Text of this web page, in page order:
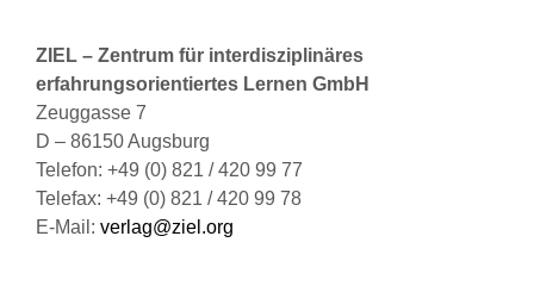
ZIEL – Zentrum für interdisziplinäres
erfahrungsorientiertes Lernen GmbH
Zeuggasse 7
D – 86150 Augsburg
Telefon: +49 (0) 821 / 420 99 77
Telefax: +49 (0) 821 / 420 99 78
E-Mail: verlag@ziel.org